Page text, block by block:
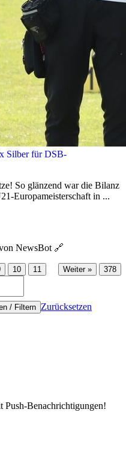
Silber für DSB-
So glänzend war die Bilanz
Europameisterschaft in ...
NewsBot 🔗
10 11 Weiter » 378
/ Filtern Zurücksetzen
Push-Benachrichtigungen!